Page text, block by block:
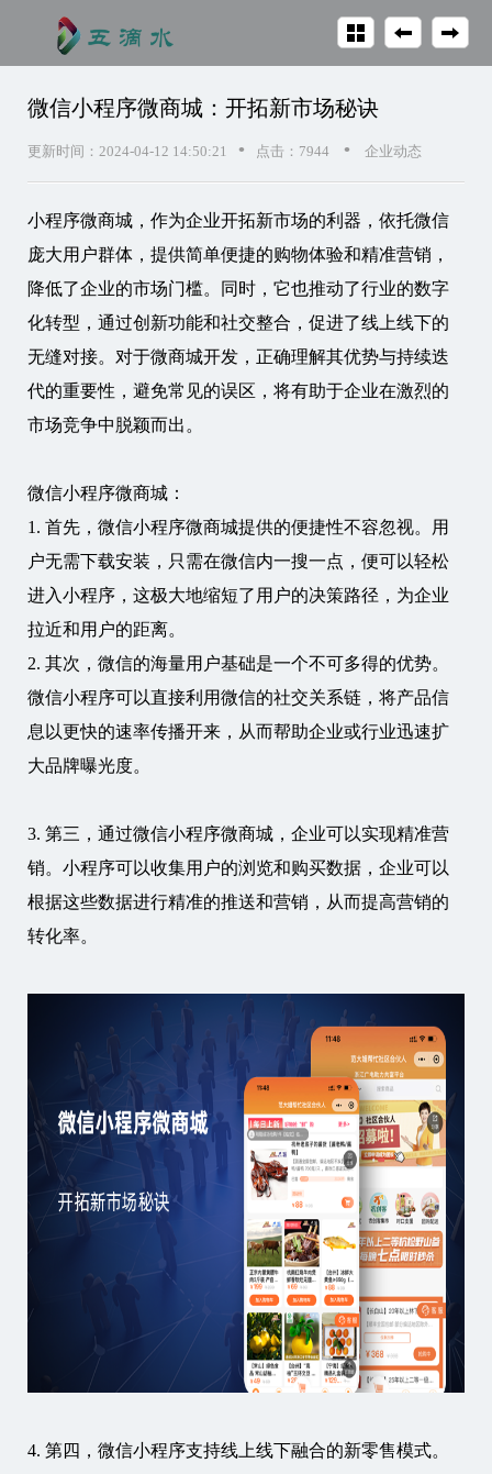
微信小程序微商城：开拓新市场秘诀
更新时间：2024-04-12 14:50:21 • 点击：7944 • 企业动态
小程序微商城，作为企业开拓新市场的利器，依托微信
庞大用户群体，提供简单便捷的购物体验和精准营销，
降低了企业的市场门槛。同时，它也推动了行业的数字
化转型，通过创新功能和社交整合，促进了线上线下的
无缝对接。对于微商城开发，正确理解其优势与持续迭
代的重要性，避免常见的误区，将有助于企业在激烈的
市场竞争中脱颖而出。
微信小程序微商城：
1. 首先，微信小程序微商城提供的便捷性不容忽视。用
户无需下载安装，只需在微信内一搜一点，便可以轻松
进入小程序，这极大地缩短了用户的决策路径，为企业
拉近和用户的距离。
2. 其次，微信的海量用户基础是一个不可多得的优势。
微信小程序可以直接利用微信的社交关系链，将产品信
息以更快的速率传播开来，从而帮助企业或行业迅速扩
大品牌曝光度。
3. 第三，通过微信小程序微商城，企业可以实现精准营
销。小程序可以收集用户的浏览和购买数据，企业可以
根据这些数据进行精准的推送和营销，从而提高营销的
转化率。
4. 第四，微信小程序支持线上线下融合的新零售模式。